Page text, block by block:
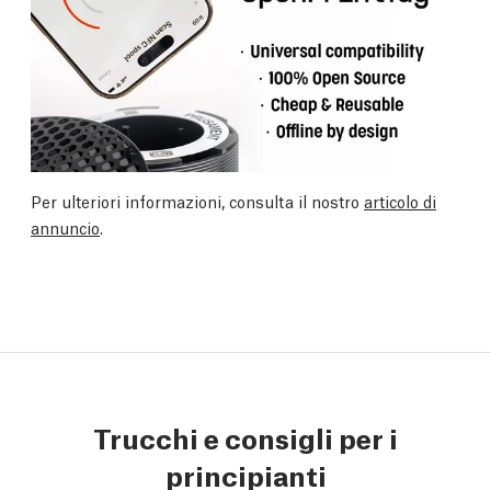
Per ulteriori informazioni, consulta il nostro articolo di
annuncio.
Trucchi e consigli per i
principianti